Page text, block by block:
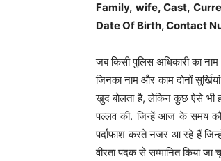
Family, wife, Cast,
Date Of Birth, Contact
जब किसी पुलिस अधिकारी का
जिनका नाम और काम दोनों
खुद बोलता है, लेकिन कुछ ऐसे भी
पल्लव की. जिन्हें आज के समय
पर्दाफाश करते नजर आ रहे हैं
वीरता पदक से सम्मानित किया जा